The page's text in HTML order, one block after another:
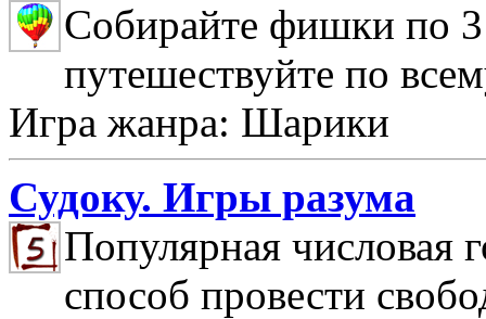
Собирайте фишки по
путешествуйте по
Игра жанра: Шарики
Судоку. Игры разума
Популярная числовая
способ провести